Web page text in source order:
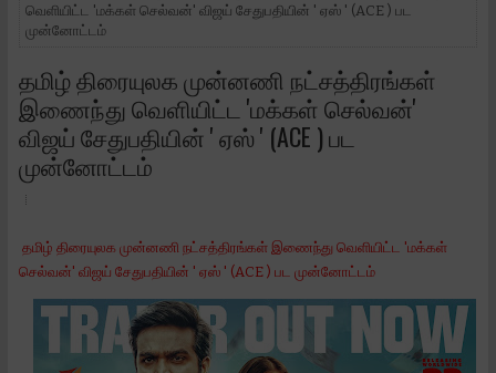
வெளியிட்ட 'மக்கள் செல்வன்' விஜய் சேதுபதியின் ' ஏஸ் ' (ACE ) பட
முன்னோட்டம்
தமிழ் திரையுலக முன்னணி நட்சத்திரங்கள்
இணைந்து வெளியிட்ட 'மக்கள் செல்வன்'
விஜய் சேதுபதியின் ' ஏஸ் ' (ACE ) பட
முன்னோட்டம்
தமிழ் திரையுலக முன்னணி நட்சத்திரங்கள் இணைந்து வெளியிட்ட 'மக்கள்
செல்வன்' விஜய் சேதுபதியின் ' ஏஸ் ' (ACE ) பட முன்னோட்டம்